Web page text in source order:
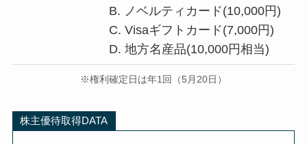
B. ノベルティカード(10,000円)
C. Visaギフトカード(7,000円)
D. 地方名産品(10,000円相当)
※権利確定日は年1回（5月20日）
株主優待取得DATA